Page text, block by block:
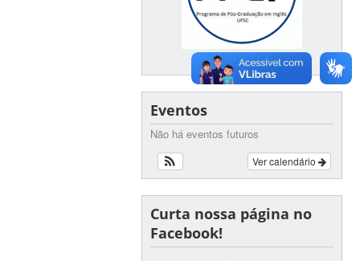
Eventos
Não há eventos futuros
Ver calendário
Curta nossa página no
Facebook!